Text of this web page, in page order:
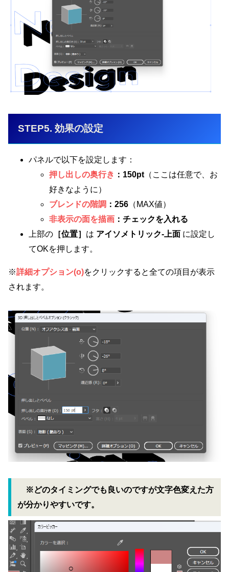
STEP5. 効果の設定
パネルで以下を設定します：
押し出しの奥行き ：150pt（ここは任意で、お
好きなように）
ブレンドの階調 ：256 （MAX値）
非表示の面を描画 ：チェックを入れる
上部の ［位置］ は アイソメトリック-上面 に設定し
てOKを押します。
※詳細オプション(o)をクリックすると全ての項目が表示
されます。
※どのタイミングでも良いのですが文字色変えた方
が分かりやすいです。